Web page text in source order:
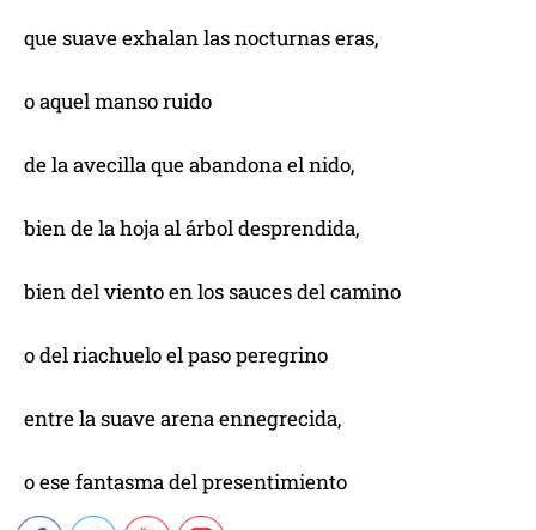
que suave exhalan las nocturnas eras,
o aquel manso ruido
de la avecilla que abandona el nido,
bien de la hoja al árbol desprendida,
bien del viento en los sauces del camino
o del riachuelo el paso peregrino
entre la suave arena ennegrecida,
o ese fantasma del presentimiento